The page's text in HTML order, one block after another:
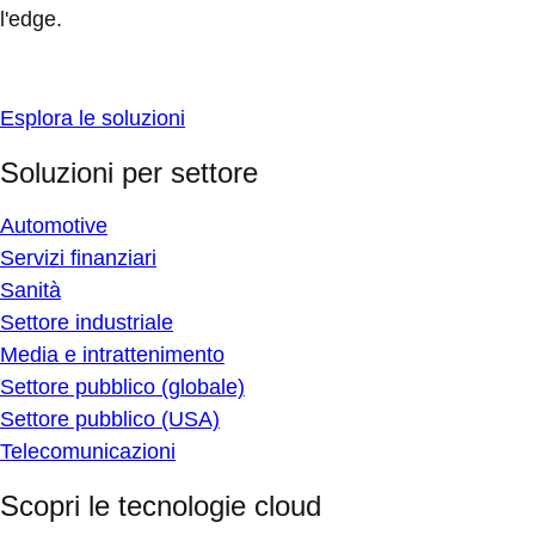
l'edge.
Esplora le soluzioni
Soluzioni per settore
Automotive
Servizi finanziari
Sanità
Settore industriale
Media e intrattenimento
Settore pubblico (globale)
Settore pubblico (USA)
Telecomunicazioni
Scopri le tecnologie cloud